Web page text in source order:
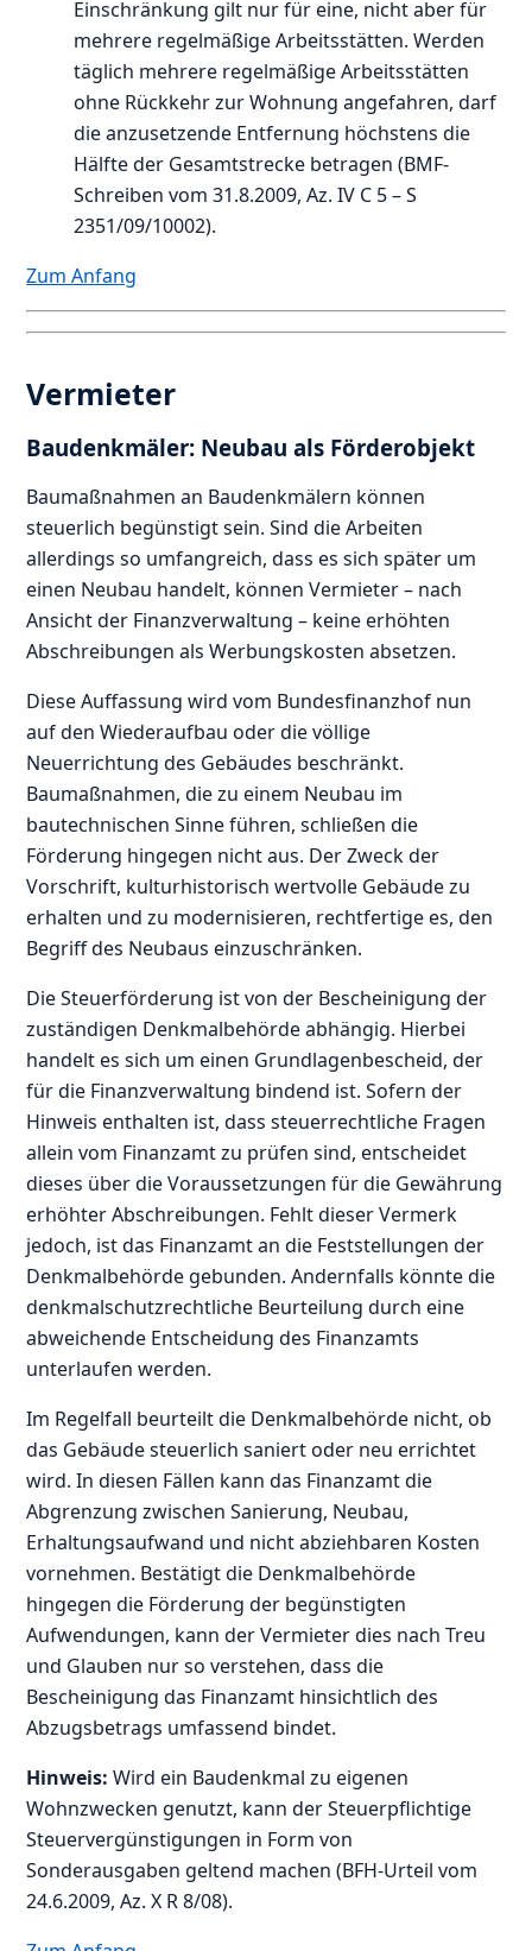
Einschränkung gilt nur für eine, nicht aber für
mehrere regelmäßige Arbeitsstätten. Werden
täglich mehrere regelmäßige Arbeitsstätten
ohne Rückkehr zur Wohnung angefahren, darf
die anzusetzende Entfernung höchstens die
Hälfte der Gesamtstrecke betragen (BMF-
Schreiben vom 31.8.2009, Az. IV C 5 – S
2351/09/10002).
Zum Anfang
Vermieter
Baudenkmäler: Neubau als Förderobjekt
Baumaßnahmen an Baudenkmälern können
steuerlich begünstigt sein. Sind die Arbeiten
allerdings so umfangreich, dass es sich später um
einen Neubau handelt, können Vermieter – nach
Ansicht der Finanzverwaltung – keine erhöhten
Abschreibungen als Werbungskosten absetzen.
Diese Auffassung wird vom Bundesfinanzhof nun
auf den Wiederaufbau oder die völlige
Neuerrichtung des Gebäudes beschränkt.
Baumaßnahmen, die zu einem Neubau im
bautechnischen Sinne führen, schließen die
Förderung hingegen nicht aus. Der Zweck der
Vorschrift, kulturhistorisch wertvolle Gebäude zu
erhalten und zu modernisieren, rechtfertige es, den
Begriff des Neubaus einzuschränken.
Die Steuerförderung ist von der Bescheinigung der
zuständigen Denkmalbehörde abhängig. Hierbei
handelt es sich um einen Grundlagenbescheid, der
für die Finanzverwaltung bindend ist. Sofern der
Hinweis enthalten ist, dass steuerrechtliche Fragen
allein vom Finanzamt zu prüfen sind, entscheidet
dieses über die Voraussetzungen für die Gewährung
erhöhter Abschreibungen. Fehlt dieser Vermerk
jedoch, ist das Finanzamt an die Feststellungen der
Denkmalbehörde gebunden. Andernfalls könnte die
denkmalschutzrechtliche Beurteilung durch eine
abweichende Entscheidung des Finanzamts
unterlaufen werden.
Im Regelfall beurteilt die Denkmalbehörde nicht, ob
das Gebäude steuerlich saniert oder neu errichtet
wird. In diesen Fällen kann das Finanzamt die
Abgrenzung zwischen Sanierung, Neubau,
Erhaltungsaufwand und nicht abziehbaren Kosten
vornehmen. Bestätigt die Denkmalbehörde
hingegen die Förderung der begünstigten
Aufwendungen, kann der Vermieter dies nach Treu
und Glauben nur so verstehen, dass die
Bescheinigung das Finanzamt hinsichtlich des
Abzugsbetrags umfassend bindet.
Hinweis: Wird ein Baudenkmal zu eigenen
Wohnzwecken genutzt, kann der Steuerpflichtige
Steuervergünstigungen in Form von
Sonderausgaben geltend machen (BFH-Urteil vom
24.6.2009, Az. X R 8/08).